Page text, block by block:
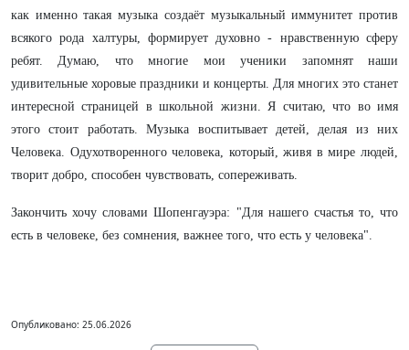
как именно такая музыка создаёт музыкальный иммунитет против
всякого рода халтуры, формирует духовно - нравственную сферу
ребят. Думаю, что многие мои ученики запомнят наши
удивительные хоровые праздники и концерты. Для многих это станет
интересной страницей в школьной жизни. Я считаю, что во имя
этого стоит работать. Музыка воспитывает детей, делая из них
Человека. Одухотворенного человека, который, живя в мире людей,
творит добро, способен чувствовать, сопереживать.
Закончить хочу словами Шопенгауэра: "Для нашего счастья то, что
есть в человеке, без сомнения, важнее того, что есть у человека".
Опубликовано: 25.06.2026